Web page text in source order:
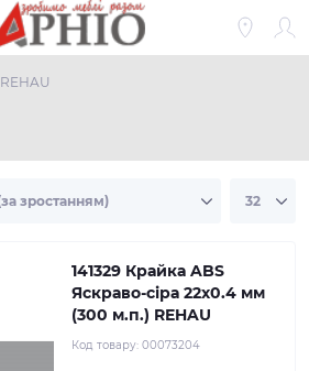
REHAU
141329 Крайка ABS
Яскраво-сіра 22х0.4 мм
(300 м.п.) REHAU
Код товару: 00073204